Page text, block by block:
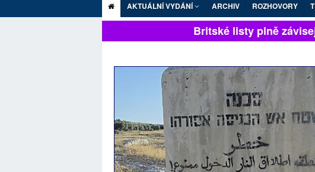
AKTUÁLNÍ VYDÁNÍ ARCHIV ROZHOVORY
Britské listy plně